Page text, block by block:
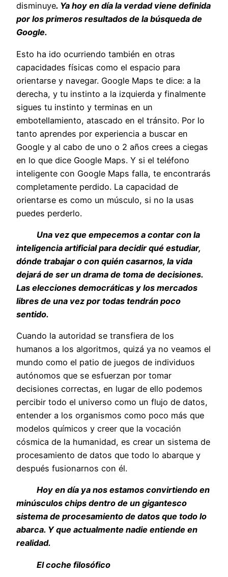
disminuye. Ya hoy en día la verdad viene definida
por los primeros resultados de la búsqueda de
Google.
Esto ha ido ocurriendo también en otras
capacidades físicas como el espacio para
orientarse y navegar. Google Maps te dice: a la
derecha, y tu instinto a la izquierda y finalmente
sigues tu instinto y terminas en un
embotellamiento, atascado en el tránsito. Por lo
tanto aprendes por experiencia a buscar en
Google y al cabo de uno o 2 años crees a ciegas
en lo que dice Google Maps. Y si el teléfono
inteligente con Google Maps falla, te encontrarás
completamente perdido. La capacidad de
orientarse es como un músculo, si no la usas
puedes perderlo.
Una vez que empecemos a contar con la
inteligencia artificial para decidir qué estudiar,
dónde trabajar o con quién casarnos, la vida
dejará de ser un drama de toma de decisiones.
Las elecciones democráticas y los mercados
libres de una vez por todas tendrán poco
sentido.
Cuando la autoridad se transfiera de los
humanos a los algoritmos, quizá ya no veamos el
mundo como el patio de juegos de individuos
autónomos que se esfuerzan por tomar
decisiones correctas, en lugar de ello podemos
percibir todo el universo como un flujo de datos,
entender a los organismos como poco más que
modelos químicos y creer que la vocación
cósmica de la humanidad, es crear un sistema de
procesamiento de datos que todo lo abarque y
después fusionarnos con él.
Hoy en día ya nos estamos convirtiendo en
minúsculos chips dentro de un gigantesco
sistema de procesamiento de datos que todo lo
abarca. Y que actualmente nadie entiende en
realidad.
El coche filosófico